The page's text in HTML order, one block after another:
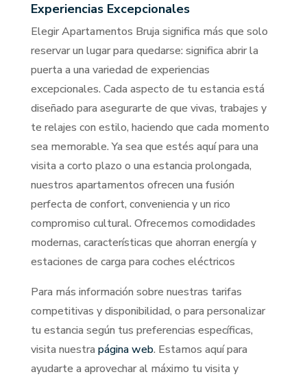
Experiencias Excepcionales
Elegir Apartamentos Bruja significa más que solo
reservar un lugar para quedarse: significa abrir la
puerta a una variedad de experiencias
excepcionales. Cada aspecto de tu estancia está
diseñado para asegurarte de que vivas, trabajes y
te relajes con estilo, haciendo que cada momento
sea memorable. Ya sea que estés aquí para una
visita a corto plazo o una estancia prolongada,
nuestros apartamentos ofrecen una fusión
perfecta de confort, conveniencia y un rico
compromiso cultural​. Ofrecemos comodidades
modernas, características que ahorran energía y
estaciones de carga para coches eléctricos
Para más información sobre nuestras tarifas
competitivas y disponibilidad, o para personalizar
tu estancia según tus preferencias específicas,
visita nuestra página web. Estamos aquí para
ayudarte a aprovechar al máximo tu visita y